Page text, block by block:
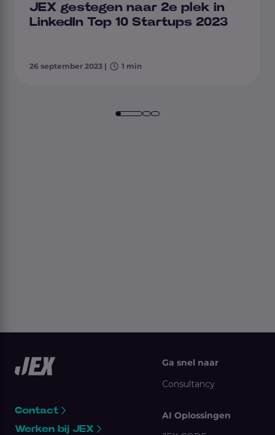
26 september 2023 | 1 min
JEX gestegen naar 2e plek in
LinkedIn Top 10 Startups 2023
Contact
Werken bij JEX
Ga snel naar
Consultancy
AI Oplossingen